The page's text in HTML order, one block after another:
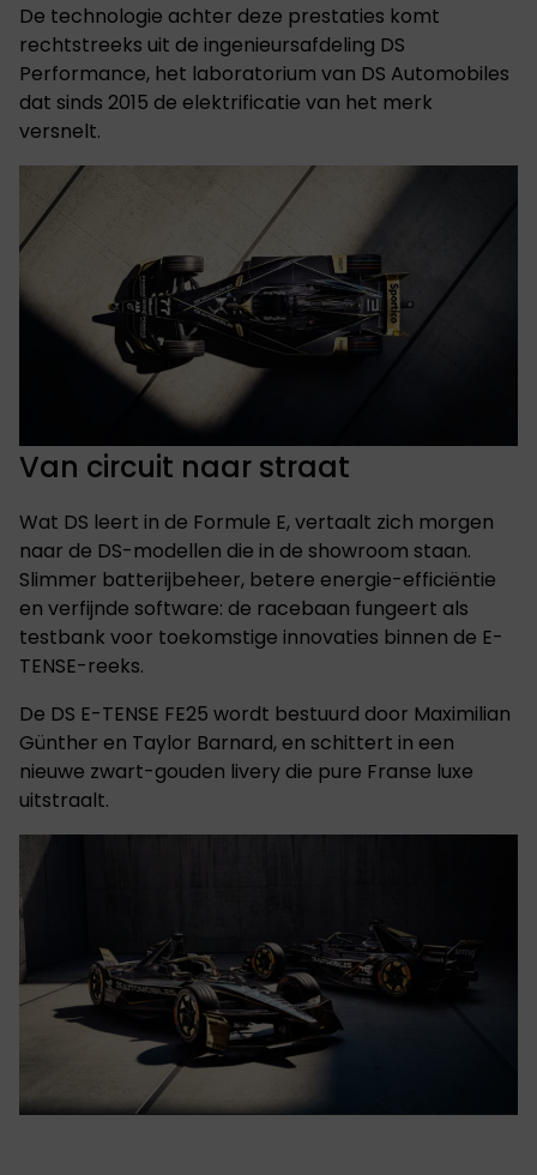
De technologie achter deze prestaties komt
rechtstreeks uit de ingenieursafdeling DS
Performance, het laboratorium van DS Automobiles
dat sinds 2015 de elektrificatie van het merk
versnelt.
Van circuit naar straat
Wat DS leert in de Formule E, vertaalt zich morgen
naar de DS-modellen die in de showroom staan.
Slimmer batterijbeheer, betere energie-efficiëntie
en verfijnde software: de racebaan fungeert als
testbank voor toekomstige innovaties binnen de E-
TENSE-reeks.
De DS E-TENSE FE25 wordt bestuurd door Maximilian
Günther en Taylor Barnard, en schittert in een
nieuwe zwart-gouden livery die pure Franse luxe
uitstraalt.